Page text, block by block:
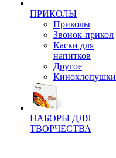
ПРИКОЛЫ
Приколы
Звонок-прикол
Каски для
напитков
Другое
Кинохлопушки
НАБОРЫ ДЛЯ
ТВОРЧЕСТВА